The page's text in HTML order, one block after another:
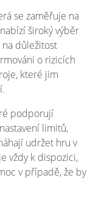
se zaměřuje na
široký výběr
důležitost
o rizicích
které jim
podporují
limitů,
udržet hru v
vždy k dispozici,
v případě, že by